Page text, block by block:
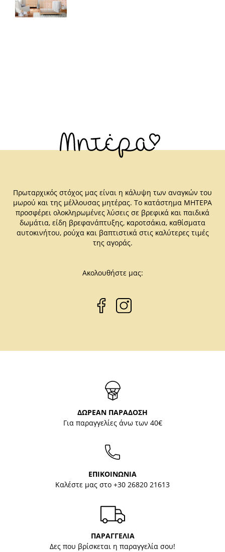
Πρωταρχικός στόχος μας είναι η κάλυψη των αναγκών του
μωρού και της μέλλουσας μητέρας. Το κατάστημα ΜΗΤΕΡΑ
προσφέρει ολοκληρωμένες λύσεις σε βρεφικά και παιδικά
δωμάτια, είδη βρεφανάπτυξης, καροτσάκια, καθίσματα
αυτοκινήτου, ρούχα και βαπτιστικά στις καλύτερες τιμές
της αγοράς.
Ακολουθήστε μας:
ΔΩΡΕΑΝ ΠΑΡΑΔΟΣΗ
Για παραγγελίες άνω των 40€
ΕΠΙΚΟΙΝΩΝΙΑ
Καλέστε μας στο +30 26820 21613
ΠΑΡΑΓΓΕΛΙΑ
Δες που βρίσκεται η παραγγελία σου!